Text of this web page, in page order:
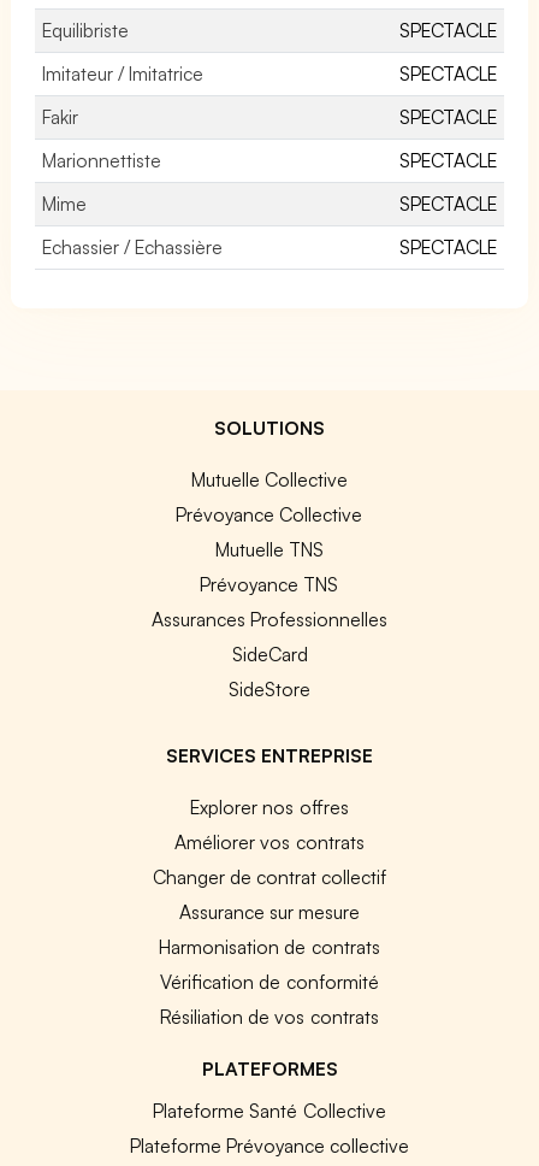
Equilibriste
SPECTACLE
Imitateur / Imitatrice
SPECTACLE
Fakir
SPECTACLE
Marionnettiste
SPECTACLE
Mime
SPECTACLE
Echassier / Echassière
SPECTACLE
SOLUTIONS
Mutuelle Collective
Prévoyance Collective
Mutuelle TNS
Prévoyance TNS
Assurances Professionnelles
SideCard
SideStore
SERVICES ENTREPRISE
Explorer nos offres
Améliorer vos contrats
Changer de contrat collectif
Assurance sur mesure
Harmonisation de contrats
Vérification de conformité
Résiliation de vos contrats
PLATEFORMES
Plateforme Santé Collective
Plateforme Prévoyance collective